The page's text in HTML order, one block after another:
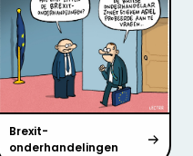
Brexit-
onderhandelingen